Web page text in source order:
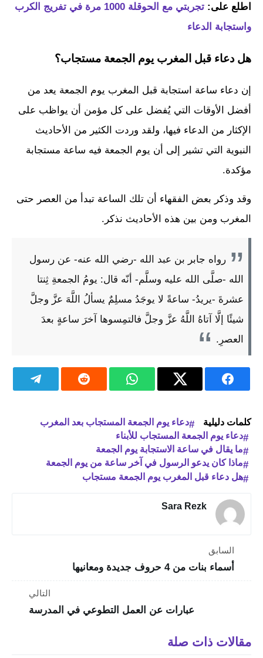
اطلع على:
تجربتي مع الحوقلة 1000 مرة في تفريج الكرب
واستجابة الدعاء
هل دعاء قبل المغرب يوم الجمعة مستجاب؟
إن دعاء ساعة استجابة قبل المغرب يوم الجمعة يعد من
أفضل الأوقات التي يُفضل على كل مؤمن أن يواظب على
الإكثار من الدعاء فيها، ولقد وردت الكثير من الأحاديث
النبوية التي تشير إلى أن يوم الجمعة فيه ساعة مستجابة
مؤكدة.
وقد وذكر بعض الفقهاء أن تلك الساعة تبدأ من العصر حتى
المغرب ومن بين هذه الأحاديث نذكر.
رواه جابر بن عبد الله -رضي الله عنه- عن رسول
الله -صلَّى الله عليه وسلَّم- أنّه قال: يومُ الجمعةِ ثِنتا
عشرةَ -يريدُ- ساعةً لا يوجَدُ مسلِمٌ يسألُ اللَّهَ عزَّ وجلَّ
شيئًا إلَّا آتاهُ اللَّهُ عزَّ وجلَّ فالتمِسوها آخرَ ساعةٍ بعدَ
العصرِ.
كلمات دليلية
دعاء يوم الجمعة المستجاب بعد المغرب
دعاء يوم الجمعة المستجاب للأبناء
ما يقال في ساعة الاستجابة يوم الجمعة
ماذا كان يدعو الرسول في آخر ساعة من يوم الجمعة
هل دعاء قبل المغرب يوم الجمعة مستجاب
Sara Rezk
السابق
أسماء بنات من 4 حروف جديدة ومعانيها
التالي
عبارات عن العمل التطوعي في المدرسة
مقالات ذات صلة